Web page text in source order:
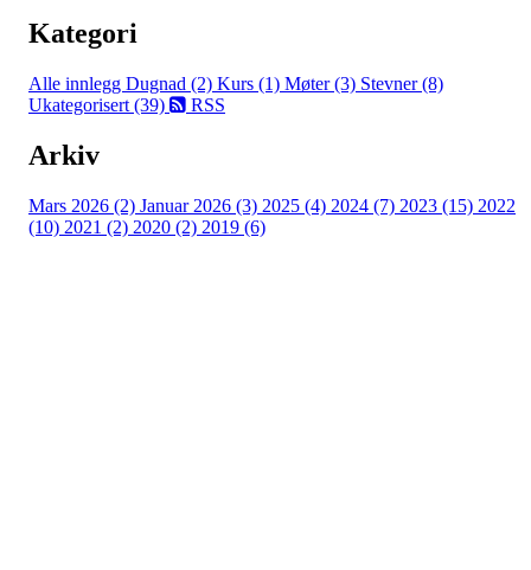
Kategori
Alle innlegg Dugnad (2) Kurs (1) Møter (3) Stevner (8)
Ukategorisert (39)
RSS
Arkiv
Mars 2026 (2) Januar 2026 (3) 2025 (4) 2024 (7) 2023 (15) 2022
(10) 2021 (2) 2020 (2) 2019 (6)